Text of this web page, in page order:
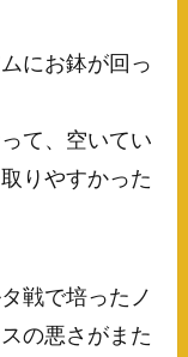
にお鉢が回っ
て、空いてい
りやすかった
戦で培ったノ
の悪さがまた